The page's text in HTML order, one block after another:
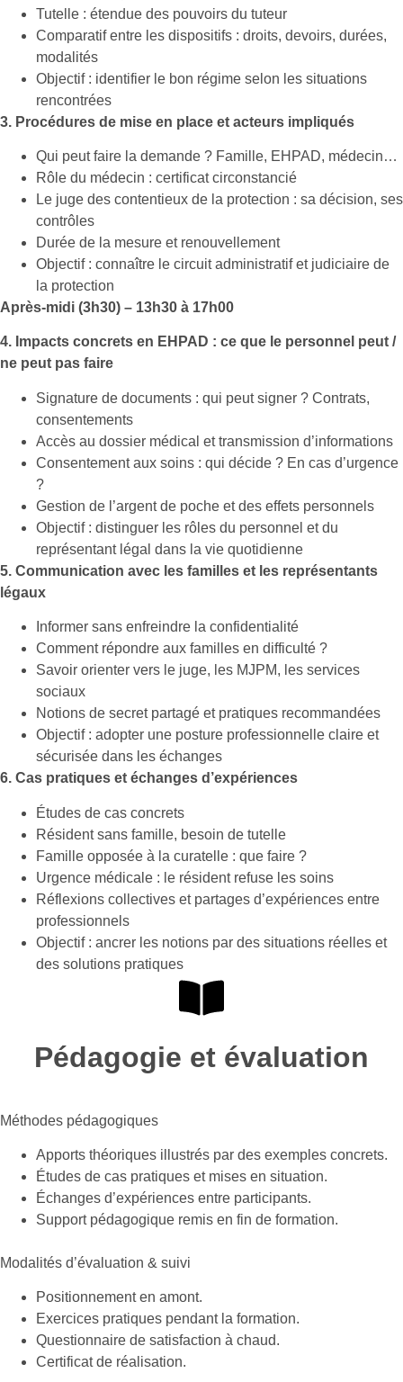
Tutelle : étendue des pouvoirs du tuteur
Comparatif entre les dispositifs : droits, devoirs, durées,
modalités
Objectif : identifier le bon régime selon les situations
rencontrées
3. Procédures de mise en place et acteurs impliqués
Qui peut faire la demande ? Famille, EHPAD, médecin…
Rôle du médecin : certificat circonstancié
Le juge des contentieux de la protection : sa décision, ses
contrôles
Durée de la mesure et renouvellement
Objectif : connaître le circuit administratif et judiciaire de
la protection
Après-midi (3h30) – 13h30 à 17h00
4. Impacts concrets en EHPAD : ce que le personnel peut /
ne peut pas faire
Signature de documents : qui peut signer ? Contrats,
consentements
Accès au dossier médical et transmission d’informations
Consentement aux soins : qui décide ? En cas d’urgence
?
Gestion de l’argent de poche et des effets personnels
Objectif : distinguer les rôles du personnel et du
représentant légal dans la vie quotidienne
5. Communication avec les familles et les représentants
légaux
Informer sans enfreindre la confidentialité
Comment répondre aux familles en difficulté ?
Savoir orienter vers le juge, les MJPM, les services
sociaux
Notions de secret partagé et pratiques recommandées
Objectif : adopter une posture professionnelle claire et
sécurisée dans les échanges
6. Cas pratiques et échanges d’expériences
Études de cas concrets
Résident sans famille, besoin de tutelle
Famille opposée à la curatelle : que faire ?
Urgence médicale : le résident refuse les soins
Réflexions collectives et partages d’expériences entre
professionnels
Objectif : ancrer les notions par des situations réelles et
des solutions pratiques
Pédagogie et évaluation
Méthodes pédagogiques
Apports théoriques illustrés par des exemples concrets.
Études de cas pratiques et mises en situation.
Échanges d’expériences entre participants.
Support pédagogique remis en fin de formation.
Modalités d’évaluation & suivi
Positionnement en amont.
Exercices pratiques pendant la formation.
Questionnaire de satisfaction à chaud.
Certificat de réalisation.